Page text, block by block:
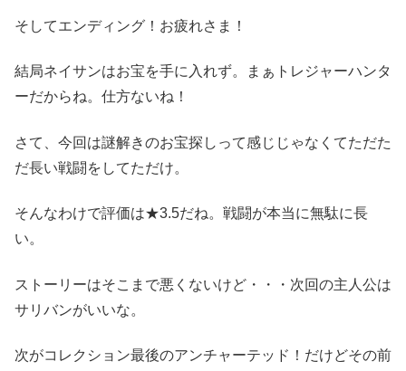
そしてエンディング！お疲れさま！
結局ネイサンはお宝を手に入れず。まぁトレジャーハンタ
ーだからね。仕方ないね！
さて、今回は謎解きのお宝探しって感じじゃなくてただた
だ長い戦闘をしてただけ。
そんなわけで評価は★3.5だね。戦闘が本当に無駄に長
い。
ストーリーはそこまで悪くないけど・・・次回の主人公は
サリバンがいいな。
次がコレクション最後のアンチャーテッド！だけどその前